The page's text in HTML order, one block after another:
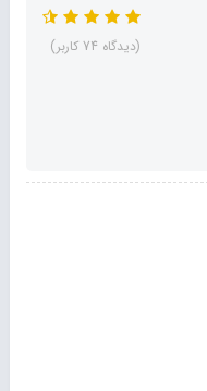
(دیدگاه 74 کاربر)